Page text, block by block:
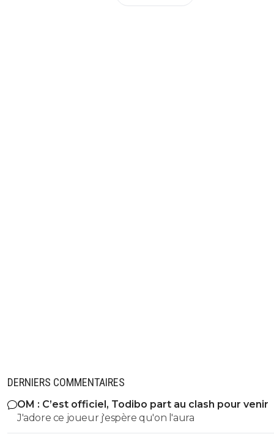
DERNIERS COMMENTAIRES
OM : C’est officiel, Todibo part au clash pour venir
J'adore ce joueur j'espère qu'on l'aura